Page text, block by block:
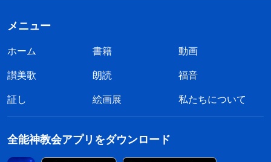
メニュー
ホーム 書籍
動画
讃美歌
朗読
福音
証し
絵画展 私たちについて
全能神教会アプリをダウンロード